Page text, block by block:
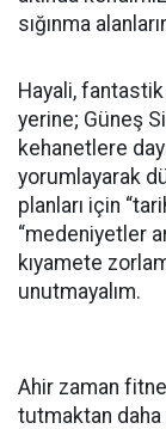
sığınma
Hayali,
yerine; Güneş
kehanetlere
yorumlayarak
planları için
“medeniyetler
kıyamete
unutmayalım.
Ahir zaman
tutmaktan daha